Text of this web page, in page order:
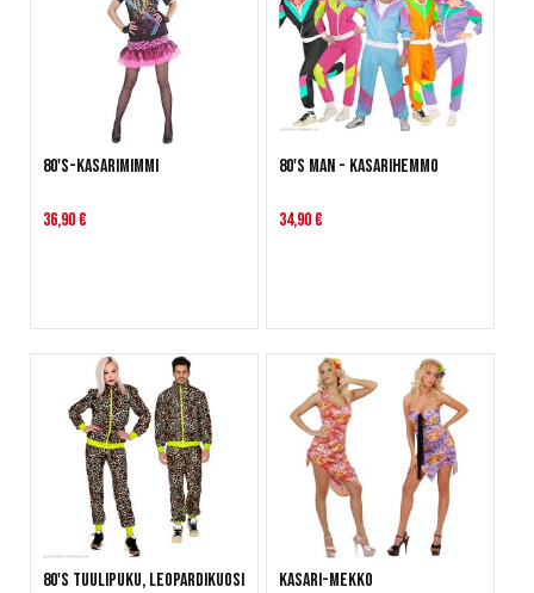
80's-Kasarimimmi
36,90 €
80's man - Kasarihemmo
34,90 €
80's tuulipuku, leopardikuosi Kasari-mekko